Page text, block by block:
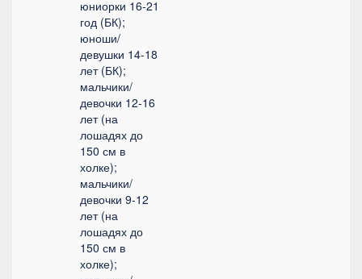
юниорки 16-21
год (БК);
юноши/
девушки 14-18
лет (БК);
мальчики/
девочки 12-16
лет (на
лошадях до
150 см в
холке);
мальчики/
девочки 9-12
лет (на
лошадях до
150 см в
холке);